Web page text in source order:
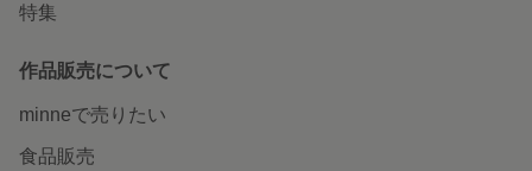
特集
作品販売について
minneで売りたい
食品販売